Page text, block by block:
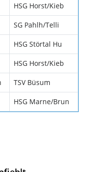
HSG Horst/Kieb
SG Pahlh/Telli
HSG Störtal Hu
HSG Horst/Kieb
TSV Büsum
HSG Marne/Brun